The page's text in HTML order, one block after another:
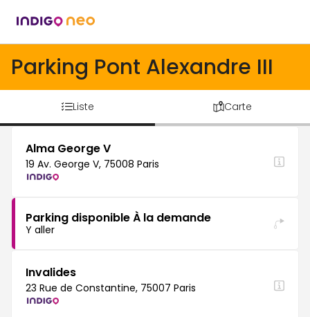
Parking Pont Alexandre III
Liste Carte
Alma George V
19 Av. George V, 75008 Paris
Parking disponible À la demande
Y aller
Invalides
23 Rue de Constantine, 75007 Paris